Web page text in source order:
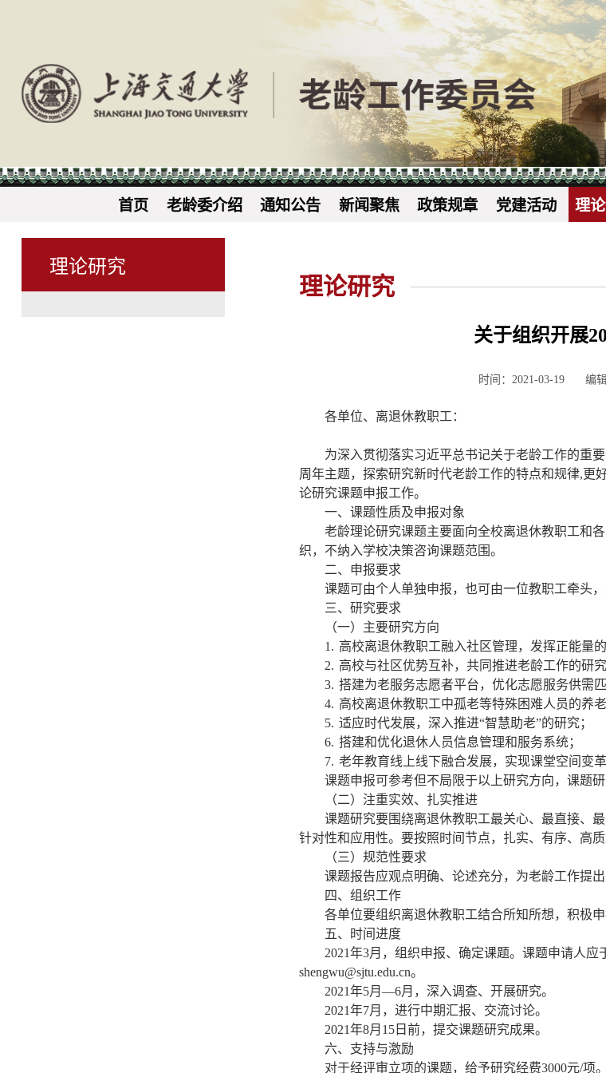
首页 老龄委介绍 通知公告 新闻聚焦 政策规章 党建活动 理
理论研究
理论研究
关于组织开展
时间：2021-03-19 编
各单位、离退休教职工：
为深入贯彻落实习近平总书记关于老龄工作的重
周年主题，探索研究新时代老龄工作的特点和规律,更
论研究课题申报工作。
一、课题性质及申报对象
老龄理论研究课题主要面向全校离退休教职工和
织，不纳入学校决策咨询课题范围。
二、申报要求
课题可由个人单独申报，也可由一位教职工牵头，
三、研究要求
（一）主要研究方向
1. 高校离退休教职工融入社区管理，发挥正能量的
2. 高校与社区优势互补，共同推进老龄工作的研究
3. 搭建为老服务志愿者平台，优化志愿服务供需匹
4. 高校离退休教职工中孤老等特殊困难人员的养
5. 适应时代发展，深入推进“智慧助老”的研究；
6. 搭建和优化退休人员信息管理和服务系统；
7. 老年教育线上线下融合发展，实现课堂空间变革
课题申报可参考但不局限于以上研究方向，课题
（二）注重实效、扎实推进
课题研究要围绕离退休教职工最关心、最直接、
针对性和应用性。要按照时间节点，扎实、有序、高
（三）规范性要求
课题报告应观点明确、论述充分，为老龄工作提
四、组织工作
各单位要组织离退休教职工结合所知所想，积极
五、时间进度
2021年3月，组织申报、确定课题。课题申请人
shengwu@sjtu.edu.cn。
2021年5月—6月，深入调查、开展研究。
2021年7月，进行中期汇报、交流讨论。
2021年8月15日前，提交课题研究成果。
六、支持与激励
对于经评审立项的课题，给予研究经费3000元/